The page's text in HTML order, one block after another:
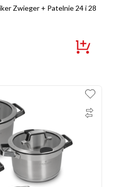
Zwieger + Patelnie 24 i 28